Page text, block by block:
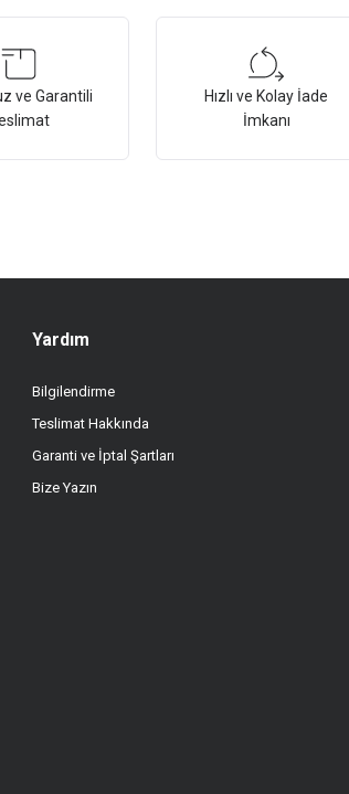
ve Garantili
Hızlı ve Kolay İade
İmkanı
Yardım
Bilgilendirme
Teslimat Hakkında
Garanti ve İptal Şartları
Bize Yazın